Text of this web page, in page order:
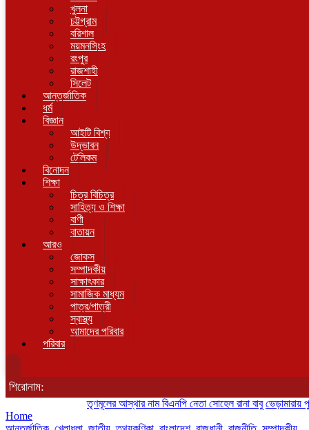
খুলনা
চট্টগ্রাম
বরিশাল
ময়মনসিংহ
রংপুর
রাজশাহী
সিলেট
আন্তর্জাতিক
ধর্ম
বিজ্ঞান
আইটি বিশ্ব
উদ্ভাবন
টেলিকম
বিনোদন
শিক্ষা
চিত্র বিচিত্র
সাহিত্য ও শিক্ষা
বাণী
বাতায়ন
আরও
জোকস
সম্পাদকীয়
সাক্ষাৎকার
সামাজিক মাধ্যম
পাত্র/পাত্রী
স্বাস্থ্য
আমাদের পরিবার
পরিবার
শিরোনাম:
তৃণমূলের আস্থার নাম বিএনপি নেতা সোহেল রানা বাবু ভেড়ামারায়
Home